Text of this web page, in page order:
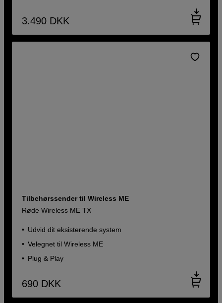
3.490 DKK
Tilbehørssender til Wireless ME
Røde Wireless ME TX
Udvid dit eksisterende system
Velegnet til Wireless ME
Plug & Play
690 DKK